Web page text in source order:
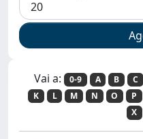
Vai a: 0-9 A B C
K
L M N O P
X